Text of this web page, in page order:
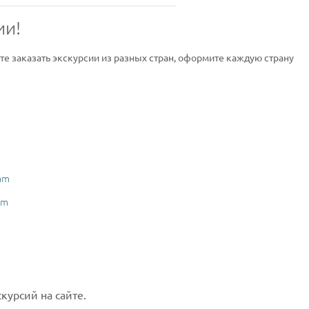
заказать экскурсии из разных стран, оформите каждую страну
на сайте.